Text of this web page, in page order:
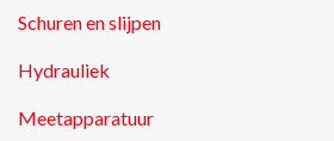
Schuren en slijpen
Hydrauliek
Meetapparatuur